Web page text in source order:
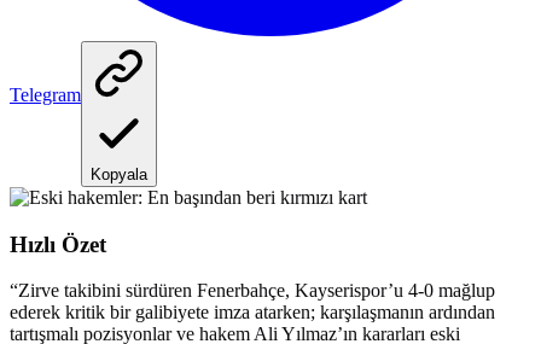
Telegram
Kopyala
Hızlı Özet
“Zirve takibini sürdüren Fenerbahçe, Kayserispor’u 4-0 mağlup
ederek kritik bir galibiyete imza atarken; karşılaşmanın ardından
tartışmalı pozisyonlar ve hakem Ali Yılmaz’ın kararları eski